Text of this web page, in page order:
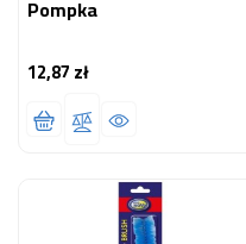
Pompka
12,87 złCena